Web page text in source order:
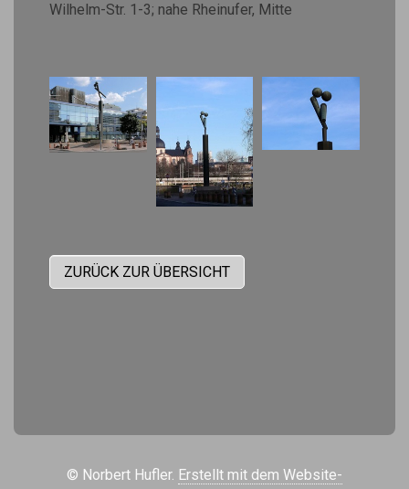
Wilhelm-Str. 1-3; nahe Rheinufer, Mitte
ZURÜCK ZUR ÜBERSICHT
© Norbert Hufler. Erstellt mit dem Website-